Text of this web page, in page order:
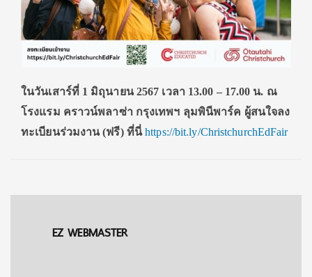
ในวันเสาร์ที่ 1 มิถุนายน 2567 เวลา 13.00 – 17.00 น. ณ
โรงแรม คราวน์พลาซ่า กรุงเทพฯ ลุมพินีพาร์ค ผู้สนใจลง
ทะเบียนร่วมงาน (ฟรี) ที่นี่ https://bit.ly/ChristchurchEdFair
EZ WEBMASTER